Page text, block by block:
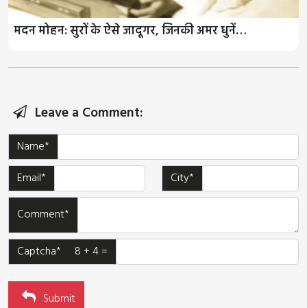
मदन मोहन: सुरों के ऐसे जादूगर, जिनकी अमर धुनें…
Leave a Comment:
Name*
Email*
City*
Comment*
Captcha* 8 + 4 =
Submit